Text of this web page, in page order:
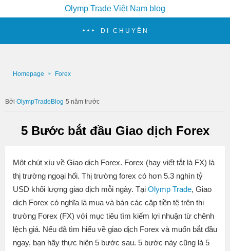
Olymp Trade Việt Nam blog
DI CHUYỂN
Homepage Forex
OlympTradeBlog 5 năm trước
5 Bước bắt đầu Giao dịch Forex
Một chút xíu về Giao dịch Forex. Forex (hay viết tắt là FX) là
thị trường ngoại hối. Thị trường forex có hơn 5.3 nghìn tỷ
USD khối lượng giao dịch mỗi ngày. Tại Olymp Trade, Giao
dịch Forex có nghĩa là mua và bán các cặp tiền tệ trên thị
trường Forex (FX) với mục tiêu tìm kiếm lợi nhuận từ chênh
lệch giá. Nếu đã tìm hiểu về giao dịch Forex và muốn bắt đầu
ngay, bạn hãy thực hiện 5 bước sau. 5 bước này cũng là 5